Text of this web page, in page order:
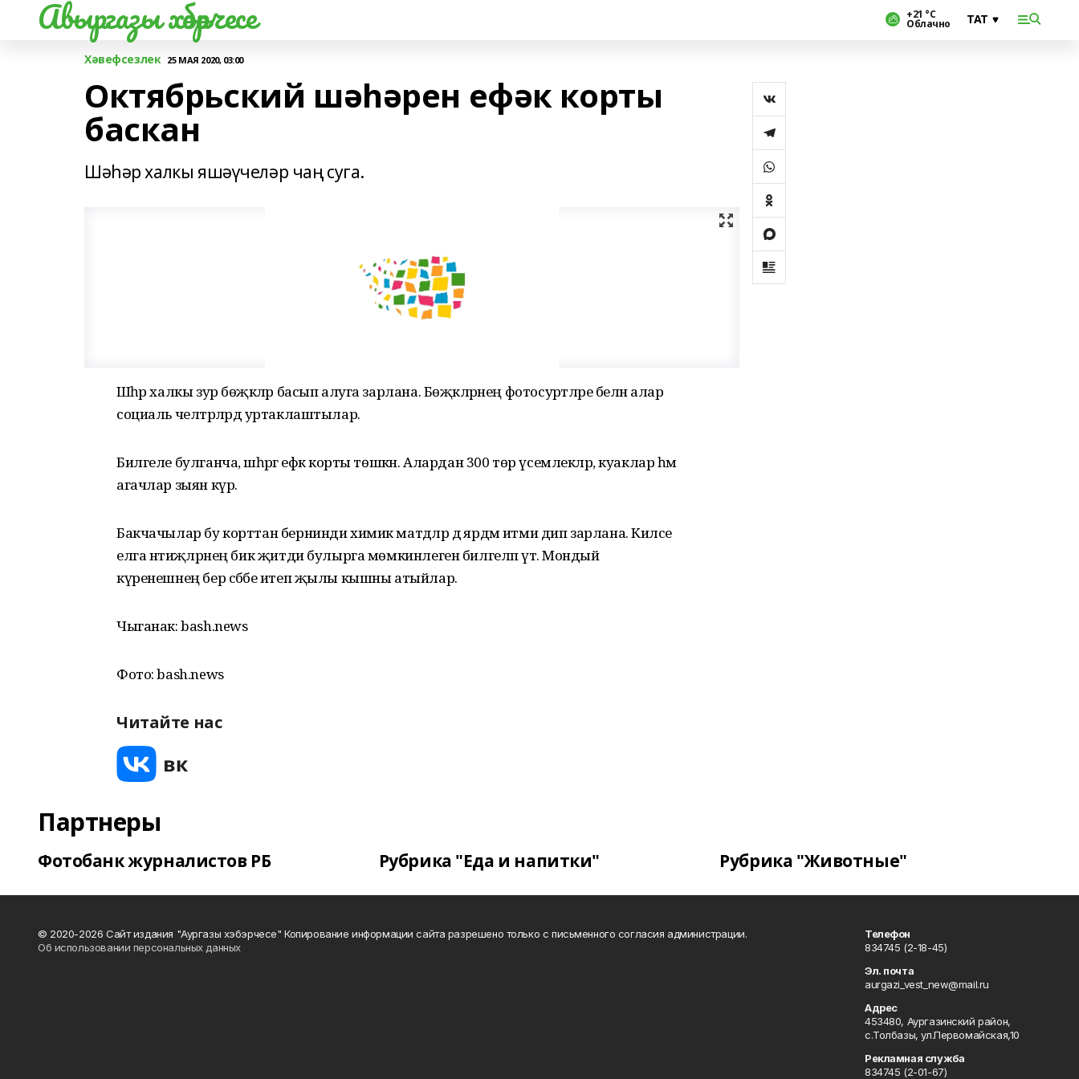
Авыргазы хәбәрчесе +21 °С
Облачно
Хәвефсезлек 25 МАЯ 2020, 03:00
Октябрьский шәһәрен ефәк корты
баскан
Шәһәр халкы яшәүчеләр чаң суга.
Шәһәр халкы зур бөҗәкләр басып алуга зарлана. Бөҗәкләрнең фотосурәтләре белән алар
социаль челтәрләрдә уртаклаштылар.
Билгеле булганча, шәһәргә ефәк корты төшкән. Алардан 300 төр үсемлекләр, куаклар һәм
агачлар зыян күрә.
Бакчачылар бу корттан бернинди химик матдәләр дә ярдәм итми дип зарлана. Киләсе
елга нәтиҗәләрнең бик җитди булырга мөмкинлеген билгеләп үтә. Мондый
күренешнең бер сәбәбе итеп җылы кышны атыйлар.
Чыганак: bash.news
Фото: bash.news
Читайте нас
Партнеры
Фотобанк журналистов РБ Рубрика "Еда и напитки" Рубрика "Животные"
© 2020-2026 Сайт издания "Аургазы хэбэрчесе" Копирование информации сайта разрешено только с письменного согласия администрации.
Об использовании персональных данных
Телефон
834745 (2-18-45)
Эл. почта
aurgazi_vest_new@mail.ru
Адрес
453480, Аургазинский район,
с.Толбазы, ул.Первомайская,10
Рекламная служба
834745 (2-01-67)